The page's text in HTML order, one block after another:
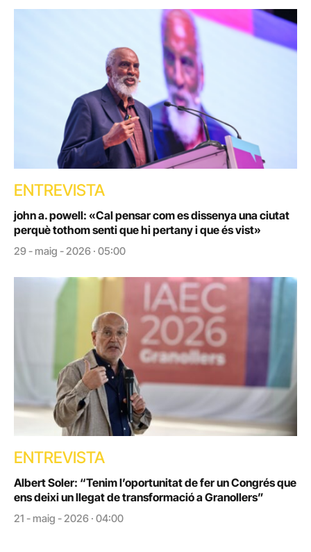
ENTREVISTA
john a. powell: «Cal pensar com es dissenya una ciutat
perquè tothom senti que hi pertany i que és vist»
29 - maig - 2026 · 05:00
ENTREVISTA
Albert Soler: “Tenim l’oportunitat de fer un Congrés que
ens deixi un llegat de transformació a Granollers”
21 - maig - 2026 · 04:00